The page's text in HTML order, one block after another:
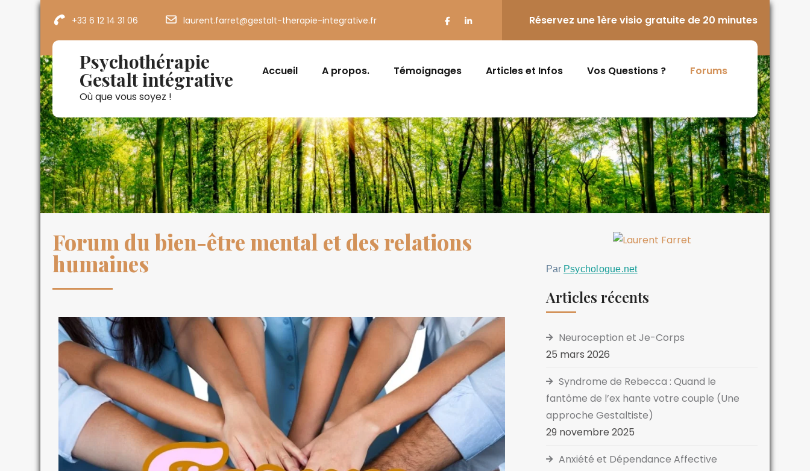
+33 6 12 14 31 06 laurent.farret@gestalt-therapie-integrative.fr Réservez une 1ère visio gratuite de 20 minutes
Psychothérapie
Gestalt intégrative
Où que vous soyez !
Accueil A propos. Témoignages Articles et Infos Vos Questions ? Forums
Forum du bien-être mental et des relations
humaines Par Psychologue.net
Articles récents
Neuroception et Je-Corps
25 mars 2026
Syndrome de Rebecca : Quand le
fantôme de l’ex hante votre couple (Une
approche Gestaltiste)
29 novembre 2025
Anxiété et Dépendance Affective